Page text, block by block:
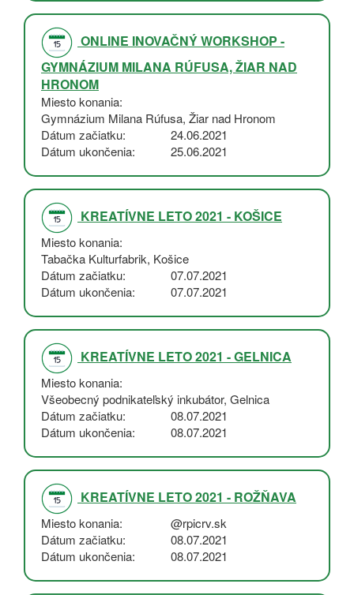
ONLINE INOVAČNÝ WORKSHOP -
GYMNÁZIUM MILANA RÚFUSA, ŽIAR NAD
HRONOM
Miesto konania
Gymnázium Milana Rúfusa, Žiar nad Hronom
Dátum začiatku
24.06.2021
Dátum ukončenia
25.06.2021
KREATÍVNE LETO 2021 - KOŠICE
Miesto konania
Tabačka Kulturfabrik, Košice
Dátum začiatku
07.07.2021
Dátum ukončenia
07.07.2021
KREATÍVNE LETO 2021 - GELNICA
Miesto konania
Všeobecný podnikateľský inkubátor, Gelnica
Dátum začiatku
08.07.2021
Dátum ukončenia
08.07.2021
KREATÍVNE LETO 2021 - ROŽŇAVA
Miesto konania
@rpicrv.sk
Dátum začiatku
08.07.2021
Dátum ukončenia
08.07.2021